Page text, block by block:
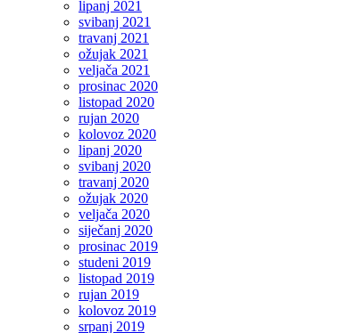
lipanj 2021
svibanj 2021
travanj 2021
ožujak 2021
veljača 2021
prosinac 2020
listopad 2020
rujan 2020
kolovoz 2020
lipanj 2020
svibanj 2020
travanj 2020
ožujak 2020
veljača 2020
siječanj 2020
prosinac 2019
studeni 2019
listopad 2019
rujan 2019
kolovoz 2019
srpanj 2019